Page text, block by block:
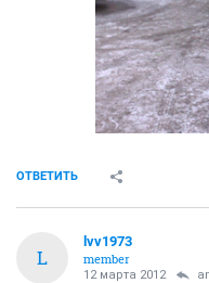
ОТВЕТИТЬ
L
lvv1973
member
12 марта 2012